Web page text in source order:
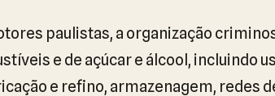
paulistas, a organização
e de açúcar e álcool, incluindo
e refino, armazenagem, redes